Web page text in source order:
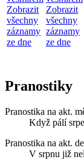
Zobrazit
všechny
záznamy
ze dne
Zobrazit
všechny
záznamy
ze dne
Pranostiky
Pranostika na akt.
Když pálí
Pranostika na akt.
V srpnu již